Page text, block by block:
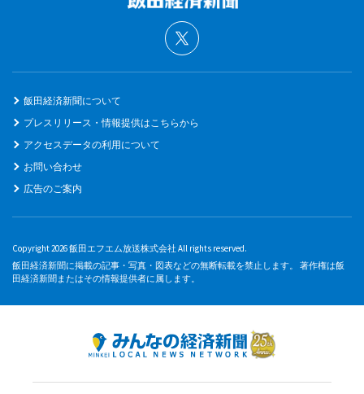
飯田経済新聞について
プレスリリース・情報提供はこちらから
アクセスデータの利用について
お問い合わせ
広告のご案内
Copyright 2026 飯田エフエム放送株式会社 All rights reserved.
飯田経済新聞に掲載の記事・写真・図表などの無断転載を禁止します。 著作権は飯
田経済新聞またはその情報提供者に属します。